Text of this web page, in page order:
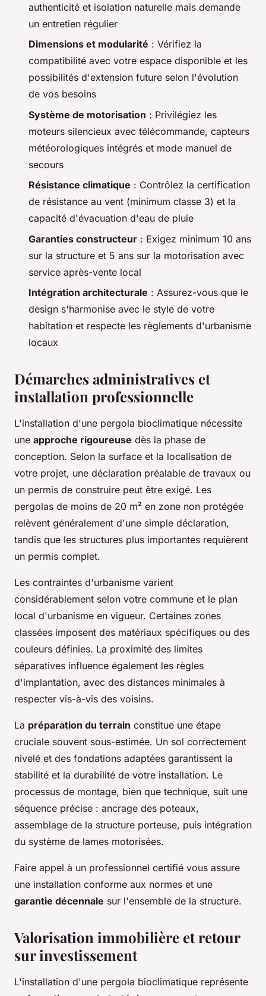
authenticité et isolation naturelle mais demande
un entretien régulier
Dimensions et modularité : Vérifiez la
compatibilité avec votre espace disponible et les
possibilités d'extension future selon l'évolution
de vos besoins
Système de motorisation : Privilégiez les
moteurs silencieux avec télécommande, capteurs
météorologiques intégrés et mode manuel de
secours
Résistance climatique : Contrôlez la certification
de résistance au vent (minimum classe 3) et la
capacité d'évacuation d'eau de pluie
Garanties constructeur : Exigez minimum 10 ans
sur la structure et 5 ans sur la motorisation avec
service après-vente local
Intégration architecturale : Assurez-vous que le
design s'harmonise avec le style de votre
habitation et respecte les règlements d'urbanisme
locaux
Démarches administratives et
installation professionnelle
L'installation d'une pergola bioclimatique nécessite
une approche rigoureuse dès la phase de
conception. Selon la surface et la localisation de
votre projet, une déclaration préalable de travaux ou
un permis de construire peut être exigé. Les
pergolas de moins de 20 m² en zone non protégée
relèvent généralement d'une simple déclaration,
tandis que les structures plus importantes requièrent
un permis complet.
Les contraintes d'urbanisme varient
considérablement selon votre commune et le plan
local d'urbanisme en vigueur. Certaines zones
classées imposent des matériaux spécifiques ou des
couleurs définies. La proximité des limites
séparatives influence également les règles
d'implantation, avec des distances minimales à
respecter vis-à-vis des voisins.
La préparation du terrain constitue une étape
cruciale souvent sous-estimée. Un sol correctement
nivelé et des fondations adaptées garantissent la
stabilité et la durabilité de votre installation. Le
processus de montage, bien que technique, suit une
séquence précise : ancrage des poteaux,
assemblage de la structure porteuse, puis intégration
du système de lames motorisées.
Faire appel à un professionnel certifié vous assure
une installation conforme aux normes et une
garantie décennale sur l'ensemble de la structure.
Valorisation immobilière et retour
sur investissement
L'installation d'une pergola bioclimatique représente